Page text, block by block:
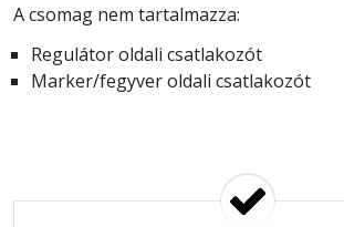
A csomag nem tartalmazza:
Regulátor oldali csatlakozót
Marker/fegyver oldali csatlakozót